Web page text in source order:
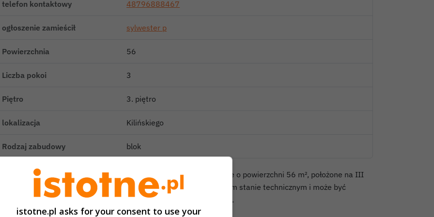
telefon kontaktowy 48796888467
ogłoszenie zamieścił sylwester p
Powierzchnia 56
Liczba pokoi 3
Piętro 3. piętro
lokalizacja Kilińskiego
Rodzaj zabudowy blok
Paluch Nieruchomości prezentuje na sprzedaż słoneczne mieszkanie o powierzchni 56 m², położone na III
piętrze czteropiętrowego budynku w Bolesławcu. Lokal jest w dobrym stanie technicznym i może być
zamieszkany bez konieczności przeprowadzania większego remontu.
Mieszkanie ma funkcjonalny układ pomieszczeń i składa się z :
istotne.pl asks for your consent to use your